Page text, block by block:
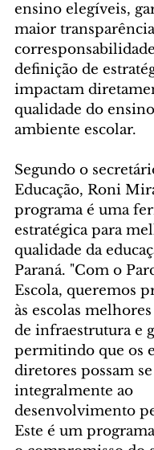
ensino elegíveis,
maior
definição de
impactam
qualidade do
ambiente escolar.
Segundo o
Educação, Roni
programa é uma
estratégica para
qualidade da
Paraná. "Com o
Escola, queremos
às escolas
de infraestrutura e
permitindo que os
diretores possam
integralmente ao
desenvolvimento
Este é um